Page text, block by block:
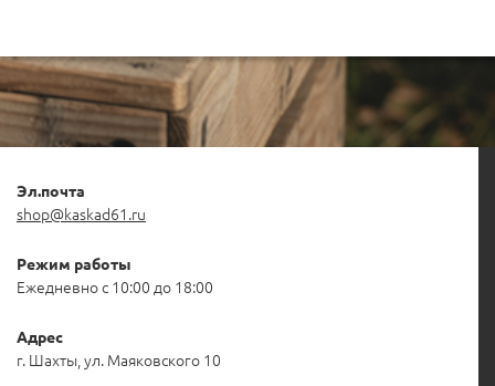
Эл.почта
shop@kaskad61.ru
Режим работы
Ежедневно с 10:00 до 18:00
Адрес
г. Шахты, ул. Маяковского 10